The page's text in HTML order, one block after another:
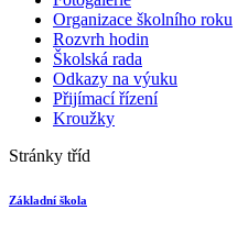
Organizace školního roku
Rozvrh hodin
Školská rada
Odkazy na výuku
Přijímací řízení
Kroužky
Stránky tříd
Základní škola